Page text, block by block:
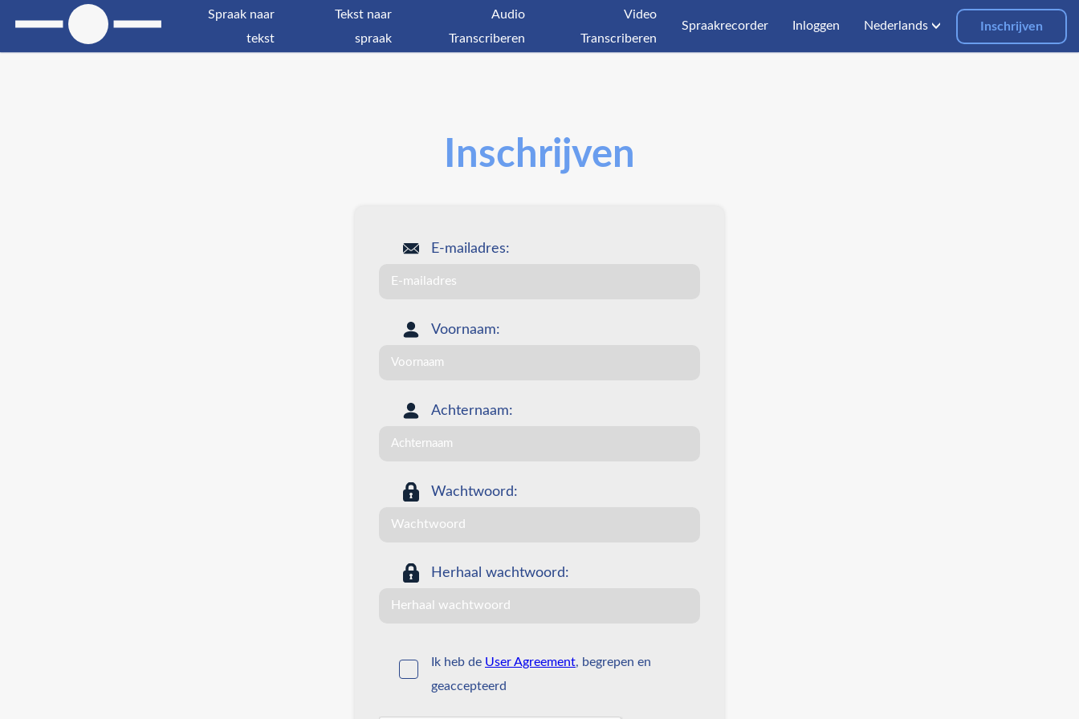
Spraak naar
tekst
Tekst naar
spraak
Audio
Transcriberen
Video
Transcriberen
Spraakrecorder Inloggen Nederlands Inschrijven
Inschrijven
E-mailadres:
Voornaam:
Achternaam:
Wachtwoord:
Herhaal wachtwoord:
Ik heb de User Agreement, begrepen en
geaccepteerd